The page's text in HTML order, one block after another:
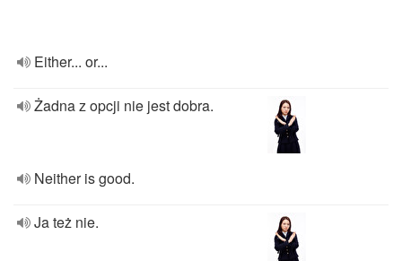
Either... or...
Żadna z opcji nie jest dobra.
Neither is good.
Ja też nie.